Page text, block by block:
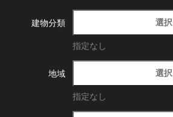
建物分類 選択
指定なし
地域 選択
指定なし